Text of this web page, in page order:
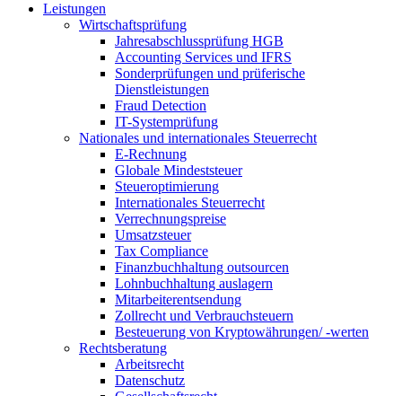
Leistungen
Wirtschaftsprüfung
Jahresabschlussprüfung HGB
Accounting Services und IFRS
Sonderprüfungen und prüferische
Dienstleistungen
Fraud Detection
IT-Systemprüfung
Nationales und internationales Steuerrecht
E-Rechnung
Globale Mindeststeuer
Steueroptimierung
Internationales Steuerrecht
Verrechnungspreise
Umsatzsteuer
Tax Compliance
Finanzbuchhaltung outsourcen
Lohnbuchhaltung auslagern
Mitarbeiterentsendung
Zollrecht und Verbrauchsteuern
Besteuerung von Kryptowährungen/ -werten
Rechtsberatung
Arbeitsrecht
Datenschutz